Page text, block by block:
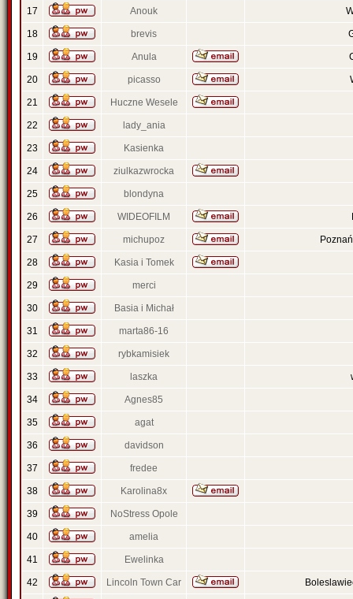
17 Anouk
18 brevis
19 Anula
20 picasso
21 Huczne Wesele
22 lady_ania
23 Kasienka
24 ziulkazwrocka
25 blondyna
26 WIDEOFILM
27 michupoz
28 Kasia i Tomek
29 merci
30 Basia i Michał
31 marta86-16
32 rybkamisiek
33 laszka
34 Agnes85
35 agat
36 davidson
37 fredee
38 Karolina8x
39 NoStress Opole
40 amelia
41 Ewelinka
42 Lincoln Town Car